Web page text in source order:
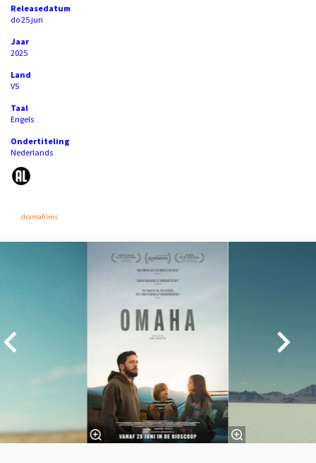
Releasedatum
do 25 jun
Jaar
2025
Land
VS
Taal
Engels
Ondertiteling
Nederlands
dramafilms